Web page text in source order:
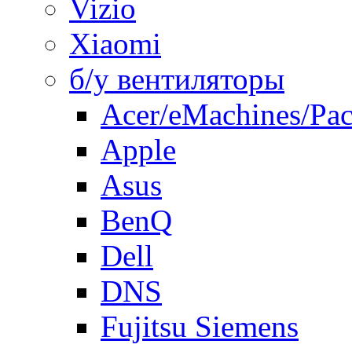
Vizio
Xiaomi
б/у вентиляторы
Acer/eMachines/
Apple
Asus
BenQ
Dell
DNS
Fujitsu Siemens